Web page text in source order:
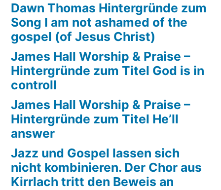
Dawn Thomas Hintergründe zum
Song I am not ashamed of the
gospel (of Jesus Christ)
James Hall Worship & Praise –
Hintergründe zum Titel God is in
controll
James Hall Worship & Praise –
Hintergründe zum Titel He’ll
answer
Jazz und Gospel lassen sich
nicht kombinieren. Der Chor aus
Kirrlach tritt den Beweis an